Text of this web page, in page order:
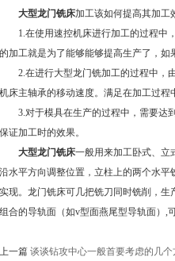
大型龙门铣床加工该如何提高其加工
1.在使用速控机床进行加工的过程中，
的加工就是为了能够能够提高生产了，
2.在进行大型龙门铣加工的过程中，由
机床主轴承的移动速度。满足在加工过
3.对于模具在生产的过程中，需要达到
保证加工时的效果。
大型龙门铣床一般用来加工卧式、立
沿水平方向调整位置，立柱上的两个水
实现。龙门铣床可几把铣刀同时铣削，
组合的导轨面（如v型面燕尾型导轨面）,
上一篇 谈谈钻攻中心一般首要考虑的几个